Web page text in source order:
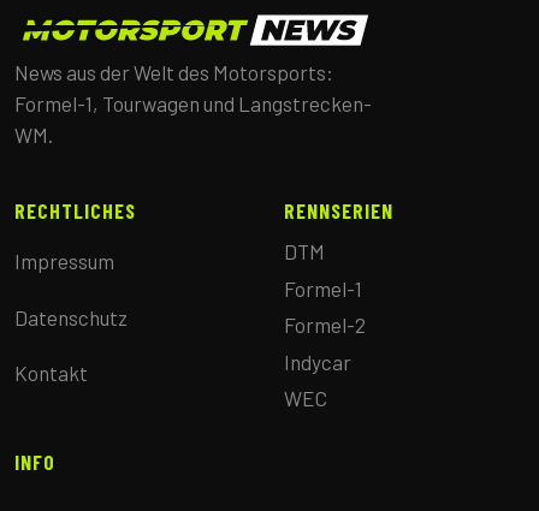
News aus der Welt des Motorsports:
Formel-1, Tourwagen und Langstrecken-
WM.
RECHTLICHES
Impressum
Datenschutz
Kontakt
RENNSERIEN
DTM
Formel-1
Formel-2
Indycar
WEC
INFO